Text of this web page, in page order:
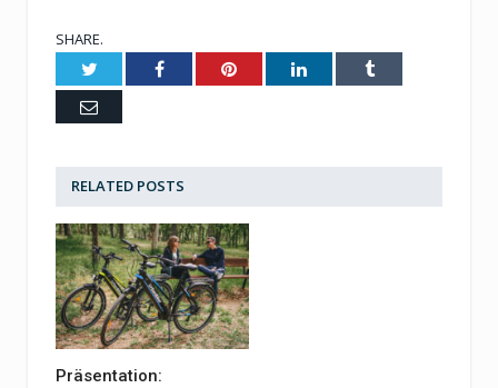
SHARE.
Twitter Facebook Pinterest LinkedIn Tumblr
Email
RELATED POSTS
Präsentation: